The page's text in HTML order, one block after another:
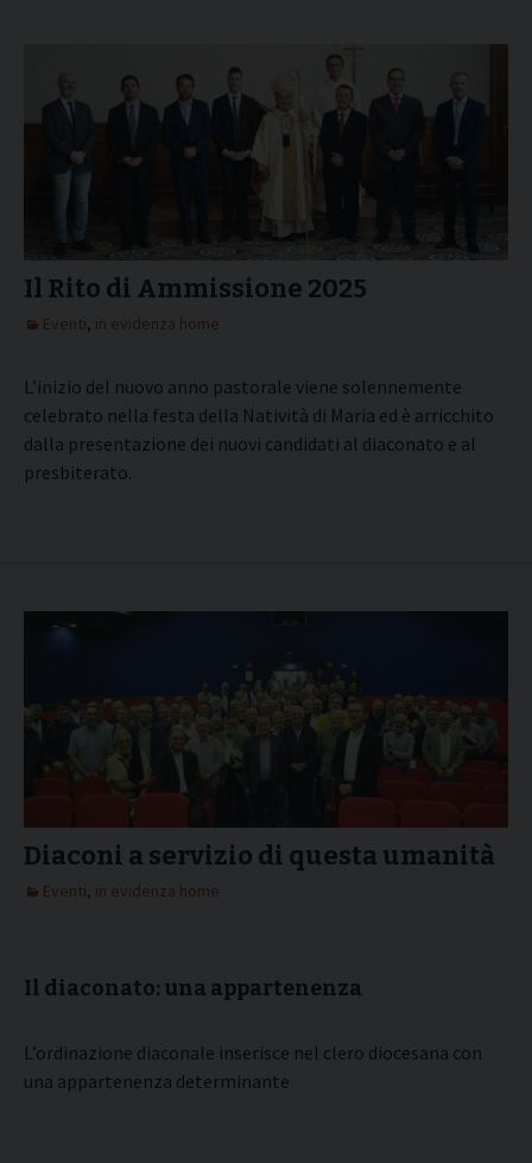
Il Rito di Ammissione 2025
Eventi, in evidenza home
L’inizio del nuovo anno pastorale viene solennemente
celebrato nella festa della Natività di Maria ed è arricchito
dalla presentazione dei nuovi candidati al diaconato e al
presbiterato.
Diaconi a servizio di questa umanità
Eventi, in evidenza home
Il diaconato: una appartenenza
L’ordinazione diaconale inserisce nel clero diocesana con
una appartenenza determinante